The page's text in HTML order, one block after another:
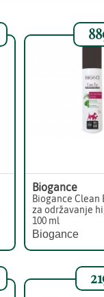
Biogance
Biogance Clean
za održavanje
100 ml
Biogance